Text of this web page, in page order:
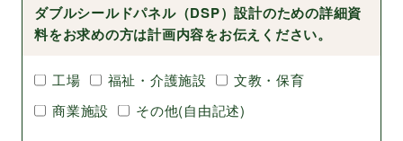
ダブルシールドパネル（DSP）設計のための詳細資
料をお求めの方は計画内容をお伝えください。
工場 福祉・介護施設
文教・保育
商業施設
その他(自由記述)